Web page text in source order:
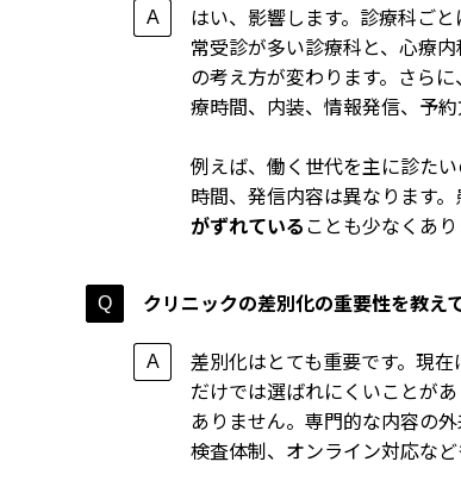
はい、影響します。診療科ご
常受診が多い診療科と、心療
の考え方が変わります。さら
療時間、内装、情報発信、予
例えば、働く世代を主に診た
時間、発信内容は異なります
がずれていることも少なくあり
クリニックの差別化の重要性を教え
差別化はとても重要です。現
だけでは選ばれにくいことが
ありません。専門的な内容の
検査体制、オンライン対応など